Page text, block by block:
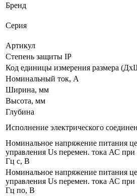
Бренд
Серия
Артикул
Степень защиты IP
Код единицы измерения размера
Номинальный ток, А
Ширина, мм
Высота, мм
Глубина
Исполнение электрического
Номинальное напряжение питания
управления Us перемен. тока АС при
Гц с, В
Номинальное напряжение питания
управления Us перемен. тока АС при
Гц по, В